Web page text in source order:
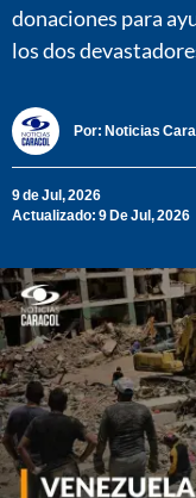
donaciones para
los dos
Por: Noticias
9 de Jul, 2026
Actualizado: 9 De Jul, 2026